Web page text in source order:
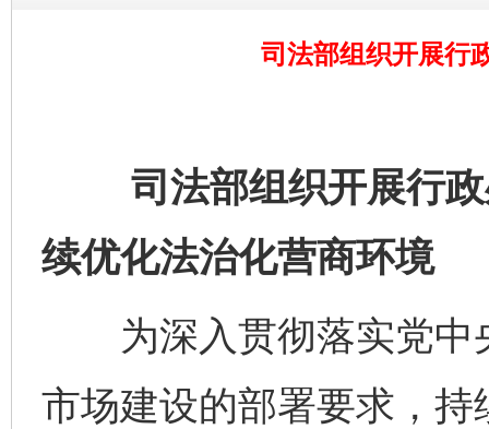
司法部组织开展行
司法部组织开展行政
续优化法治化营商环境
为深入贯彻落实党中
市场建设的部署要求，